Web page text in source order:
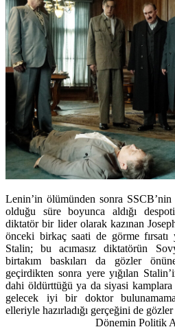
Lenin’in ölümünden sonra SSCB’nin
olduğu süre boyunca aldığı
diktatör bir lider olarak kazınan
önceki birkaç saati de görme fırsatı
Stalin; bu acımasız diktatörün
birtakım baskıları da gözler
geçirdikten sonra yere yığılan
dahi öldürttüğü ya da siyasi
gelecek iyi bir doktor
elleriyle hazırladığı gerçeğini de
Dönemin Politik